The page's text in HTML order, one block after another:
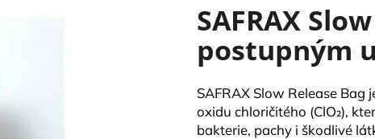
produktu
je
5
hvězdiček.
SAFRAX
postupným
SAFRAX Slow Release
oxidu chloričitého (ClO₂),
bakterie, pachy i škodlivé
HLEDAT